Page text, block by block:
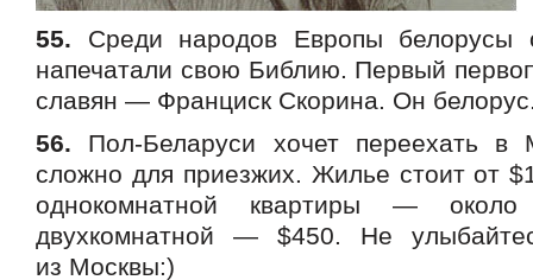
55. Среди народов Европы белорусы
напечатали свою Библию. Первый
славян — Франциск Скорина. Он
56. Пол-Беларуси хочет переехать в
сложно для приезжих. Жилье стоит от
однокомнатной квартиры —
двухкомнатной — $450. Не
из Москвы:)